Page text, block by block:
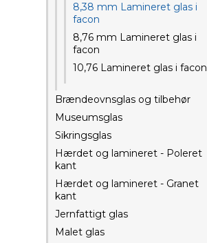
8,38 mm Lamineret glas i
facon
8,76 mm Lamineret glas i
facon
10,76 Lamineret glas i facon
Brændeovnsglas og tilbehør
Museumsglas
Sikringsglas
Hærdet og lamineret - Poleret
kant
Hærdet og lamineret - Granet
kant
Jernfattigt glas
Malet glas